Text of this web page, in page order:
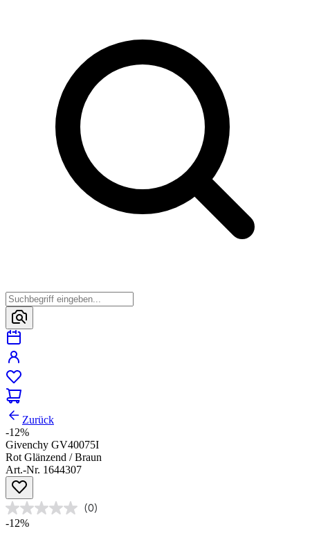
Zurück
-12%
Givenchy GV40075I
Rot Glänzend / Braun
Art.-Nr. 1644307
(0)
-12%